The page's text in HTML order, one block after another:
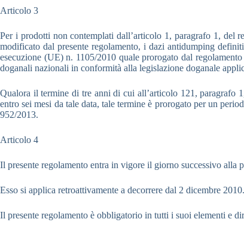
Articolo 3
Per i prodotti non contemplati dall’articolo 1, paragrafo 1, del
modificato dal presente regolamento, i dazi antidumping
esecuzione (UE) n. 1105/2010 quale prorogato dal
doganali nazionali in conformità alla legislazione doganale
Qualora il termine di tre anni di cui all’articolo 121, paragrafo
entro sei mesi da tale data, tale termine è prorogato per un
952/2013.
Articolo 4
Il presente regolamento entra in vigore il giorno successivo alla
Esso si applica retroattivamente a decorrere dal 2 dicembre 2010.
Il presente regolamento è obbligatorio in tutti i suoi elementi e